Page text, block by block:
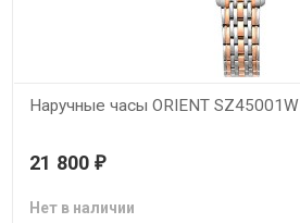
Наручные часы ORIENT SZ45001W
21 800 ₽
Нет в наличии